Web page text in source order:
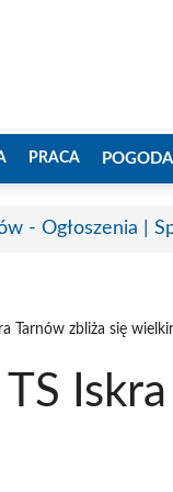
PRACA POGODA
- Ogłoszenia |
Tarnów zbliża się